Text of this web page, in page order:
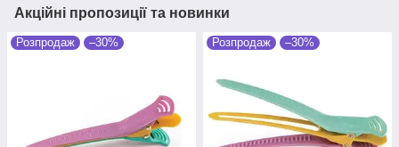
Акційні пропозиції та новинки
Розпродаж –30% Розпродаж –30%